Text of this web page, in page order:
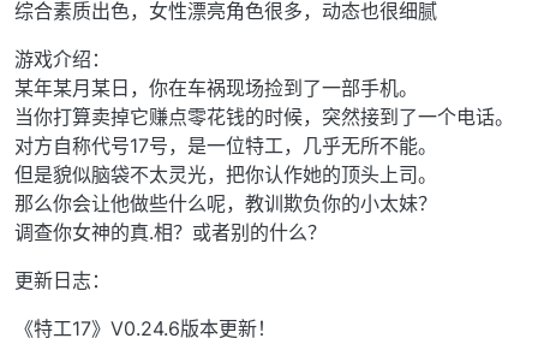
综合素质出色，女性漂亮角色很多，动态也很细腻
游戏介绍：
某年某月某日，你在车祸现场捡到了一部手机。
当你打算卖掉它赚点零花钱的时候，突然接到了一个电话。
对方自称代号17号，是一位特工，几乎无所不能。
但是貌似脑袋不太灵光，把你认作她的顶头上司。
那么你会让他做些什么呢，教训欺负你的小太妹？
调查你女神的真.相？或者别的什么？
更新日志：
《特工17》V0.24.6版本更新！